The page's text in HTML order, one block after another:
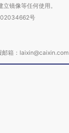
镜像等任何使用。
号
箱：laixin@caixin.com